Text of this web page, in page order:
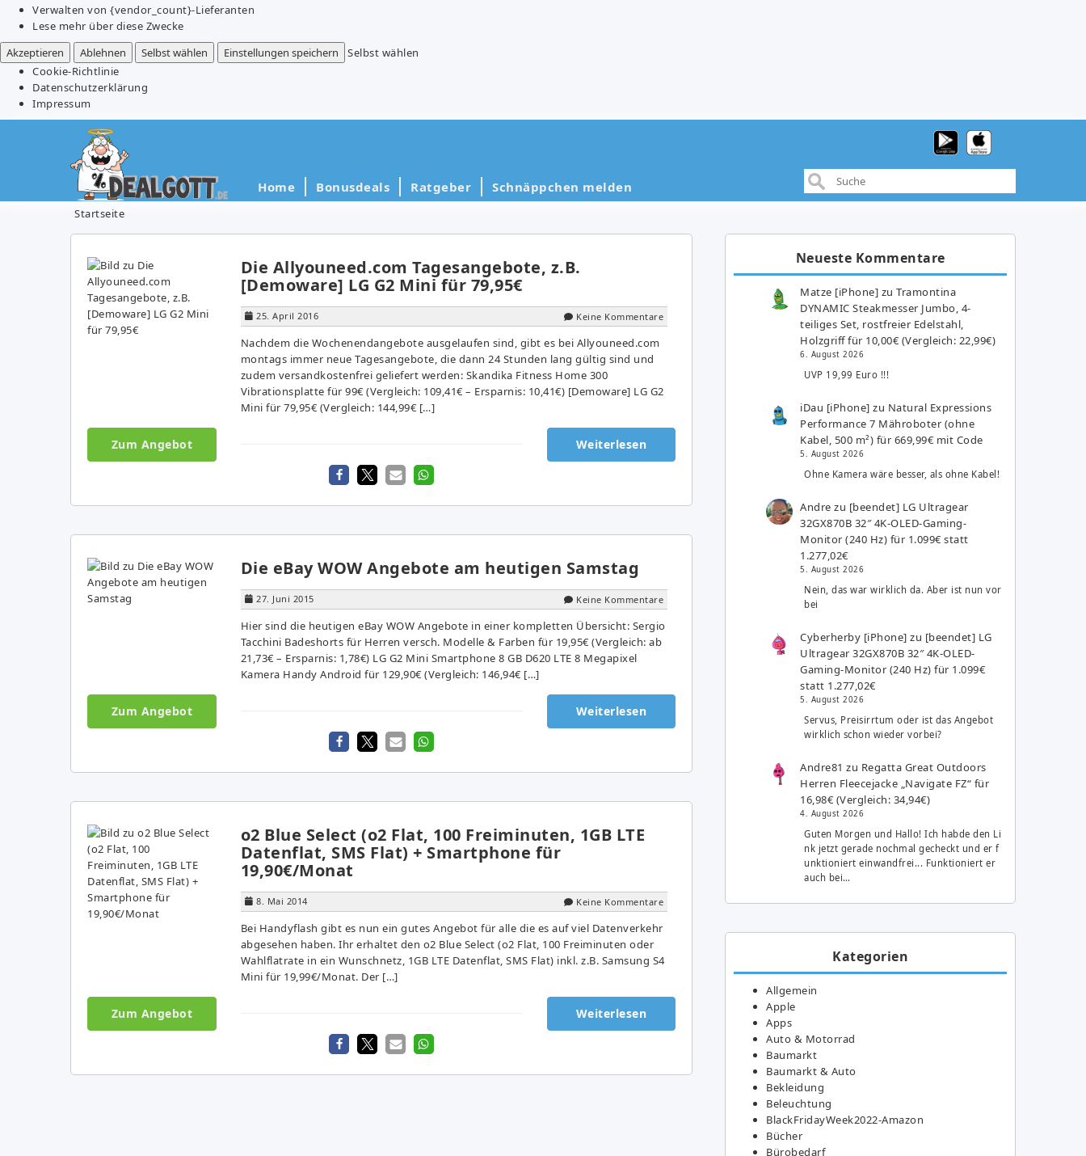
Verwalten von {vendor_count}-Lieferanten
Lese mehr über diese Zwecke
Akzeptieren
Ablehnen Selbst wählen Einstellungen speichern
Selbst wählen
Cookie-Richtlinie
Datenschutzerklärung
Impressum
Home Bonusdeals Ratgeber Schnäppchen melden
Startseite
Die Allyouneed.com Tagesangebote, z.B.
[Demoware] LG G2 Mini für 79,95€
25. April 2016 Keine Kommentare
Nachdem die Wochenendangebote ausgelaufen sind, gibt es bei Allyouneed.com
montags immer neue Tagesangebote, die dann 24 Stunden lang gültig sind und
zudem versandkostenfrei geliefert werden: Skandika Fitness Home 300
Vibrationsplatte für 99€ (Vergleich: 109,41€ – Ersparnis: 10,41€) [Demoware] LG G2
Mini für 79,95€ (Vergleich: 144,99€ […]
Zum Angebot Weiterlesen
Die eBay WOW Angebote am heutigen Samstag
27. Juni 2015 Keine Kommentare
Hier sind die heutigen eBay WOW Angebote in einer kompletten Übersicht: Sergio
Tacchini Badeshorts für Herren versch. Modelle & Farben für 19,95€ (Vergleich: ab
21,73€ – Ersparnis: 1,78€) LG G2 Mini Smartphone 8 GB D620 LTE 8 Megapixel
Kamera Handy Android für 129,90€ (Vergleich: 146,94€ […]
Zum Angebot Weiterlesen
o2 Blue Select (o2 Flat, 100 Freiminuten, 1GB LTE
Datenflat, SMS Flat) + Smartphone für
19,90€/Monat
8. Mai 2014 Keine Kommentare
Bei Handyflash gibt es nun ein gutes Angebot für alle die es auf viel Datenverkehr
abgesehen haben. Ihr erhaltet den o2 Blue Select (o2 Flat, 100 Freiminuten oder
Wahlflatrate in ein Wunschnetz, 1GB LTE Datenflat, SMS Flat) inkl. z.B. Samsung S4
Mini für 19,99€/Monat. Der […]
Zum Angebot Weiterlesen
Neueste Kommentare
Matze [iPhone] zuTramontina
DYNAMIC Steakmesser Jumbo, 4-
teiliges Set, rostfreier Edelstahl,
Holzgriff für 10,00€ (Vergleich: 22,99€)
6. August 2026
UVP 19,99 Euro !!!
iDau [iPhone] zu Natural Expressions
Performance 7 Mähroboter (ohne
Kabel, 500 m²) für 669,99€ mit Code
5. August 2026
Ohne Kamera wäre besser, als ohne Kabel!
Andre zu [beendet] LG Ultragear
32GX870B 32″ 4K-OLED-Gaming-
Monitor (240 Hz) für 1.099€ statt
1.277,02€
5. August 2026
Nein, das war wirklich da. Aber ist nun vor
bei
Cyberherby [iPhone] zu [beendet] LG
Ultragear 32GX870B 32″ 4K-OLED-
Gaming-Monitor (240 Hz) für 1.099€
statt 1.277,02€
5. August 2026
Servus, Preisirrtum oder ist das Angebot
wirklich schon wieder vorbei?
Andre81 zu Regatta Great Outdoors
Herren Fleecejacke „Navigate FZ“ für
16,98€ (Vergleich: 34,94€)
4. August 2026
Guten Morgen und Hallo! Ich habde den Li
nk jetzt gerade nochmal gecheckt und er f
unktioniert einwandfrei... Funktioniert er
auch bei…
Kategorien
Allgemein
Apple
Apps
Auto & Motorrad
Baumarkt
Baumarkt & Auto
Bekleidung
Beleuchtung
BlackFridayWeek2022-Amazon
Bücher
Bürobedarf